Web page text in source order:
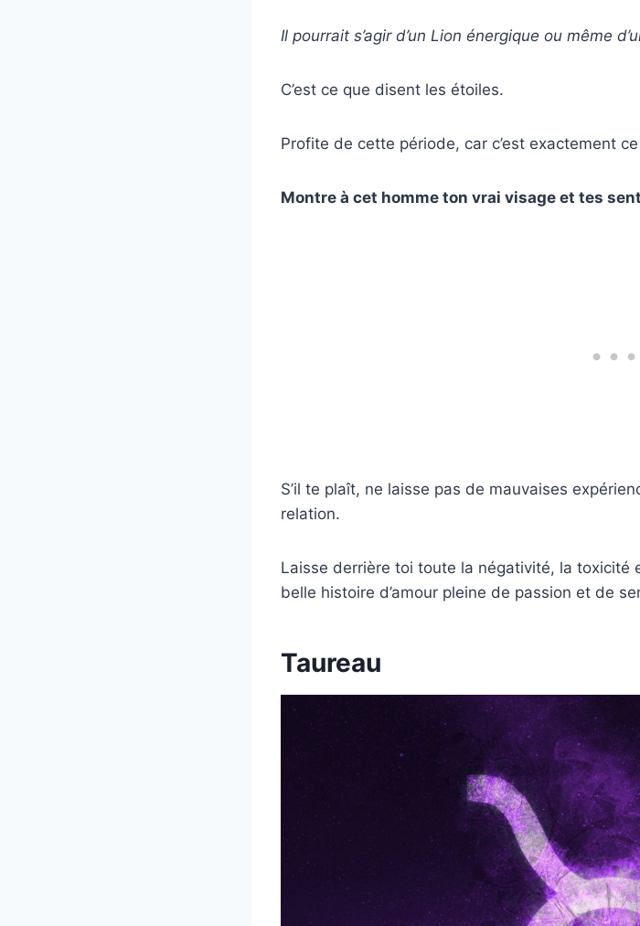
Il pourrait s’agir d’un Lion énergique ou même
C’est ce que disent les étoiles.
Profite de cette période, car c’est exactement
Montre à cet homme ton vrai visage et tes
S’il te plaît, ne laisse pas de mauvaises
relation.
Laisse derrière toi toute la négativité, la toxicité
belle histoire d’amour pleine de passion et de
Taureau